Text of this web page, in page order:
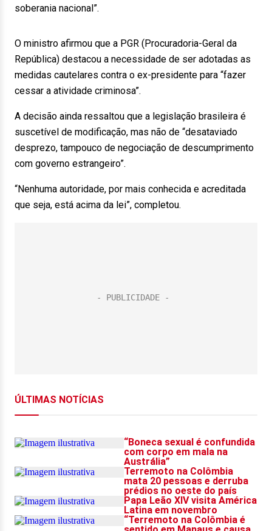
soberania nacional”.
O ministro afirmou que a PGR (Procuradoria-Geral da
República) destacou a necessidade de ser adotadas as
medidas cautelares contra o ex-presidente para “fazer
cessar a atividade criminosa”.
A decisão ainda ressaltou que a legislação brasileira é
suscetível de modificação, mas não de “desataviado
desprezo, tampouco de negociação de descumprimento
com governo estrangeiro”.
“Nenhuma autoridade, por mais conhecida e acreditada
que seja, está acima da lei”, completou.